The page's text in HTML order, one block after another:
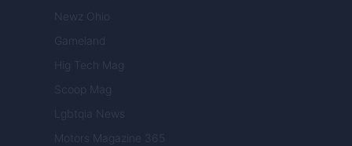
Newz Ohio
Gameland
Hig Tech Mag
Scoop Mag
Lgbtqia News
Motors Magazine 365